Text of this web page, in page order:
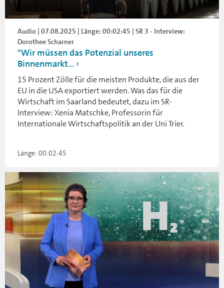
Audio | 07.08.2025 | Länge: 00:02:45 | SR 3 - Interview:
Dorothee Scharner
"Wir müssen das Potenzial unseres
Binnenmarkt...
15 Prozent Zölle für die meisten Produkte, die aus der
EU in die USA exportiert werden. Was das für die
Wirtschaft im Saarland bedeutet, dazu im SR-
Interview: Xenia Matschke, Professorin für
Internationale Wirtschaftspolitik an der Uni Trier.
Länge: 00:02:45